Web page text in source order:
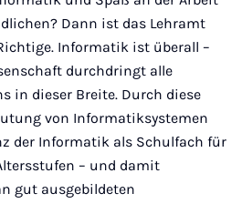
Dann ist das Lehramt
Informatik ist überall –
durchdringt alle
in dieser Breite. Durch diese
von Informatiksystemen
der Informatik als Schulfach für
– und damit
gut ausgebildeten